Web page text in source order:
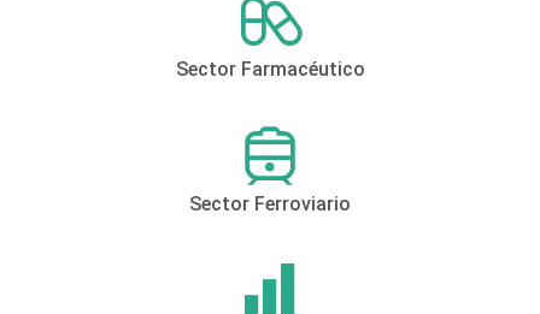
Sector Farmacéutico
Sector Ferroviario